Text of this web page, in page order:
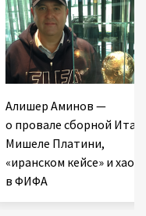
Алишер Аминов —
о провале сборной
Мишеле Платини,
«иранском кейсе» и хаосе
в ФИФА